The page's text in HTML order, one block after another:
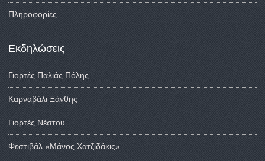
Πληροφορίες
Εκδηλώσεις
Γιορτές Παλιάς Πόλης
Καρναβάλι Ξάνθης
Γιορτές Νέστου
Φεστιβάλ «Μάνος Χατζιδάκις»